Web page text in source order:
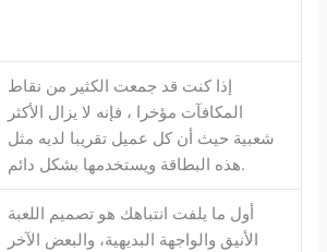
إذا كنت قد جمعت الكثير من نقاط
المكافآت مؤخرا ، فإنه لا يزال الأكثر
شعبية حيث أن كل عميل تقريبا لديه مثل
هذه البطاقة ويستخدمها بشكل دائم.
أول ما يلفت انتباهك هو تصميم اللعبة
الأنيق والواجهة البديهية، والبعض الآخر